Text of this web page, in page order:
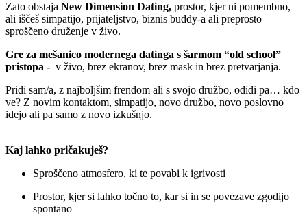
Zato obstaja New Dimension Dating, prostor, kjer ni pomembno,
ali iščeš simpatijo, prijateljstvo, biznis buddy-a ali preprosto
sproščeno druženje v živo.
Gre za mešanico modernega datinga s šarmom “old school”
pristopa - v živo, brez ekranov, brez mask in brez pretvarjanja.
Pridi sam/a, z najboljšim frendom ali s svojo družbo, odidi pa… kdo
ve? Z novim kontaktom, simpatijo, novo družbo, novo poslovno
idejo ali pa samo z novo izkušnjo.
Kaj lahko pričakuješ?
Sproščeno atmosfero, ki te povabi k igrivosti
Prostor, kjer si lahko točno to, kar si in se povezave zgodijo
spontano